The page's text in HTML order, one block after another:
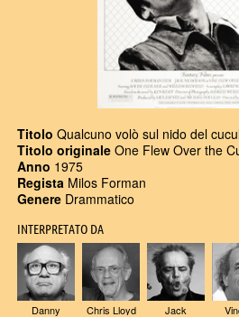
Titolo Qualcuno volò sul nido del
Titolo originale One Flew Over the
Anno 1975
Regista Milos Forman
Genere Drammatico
INTERPRETATO DA
Danny Chris Lloyd Jack